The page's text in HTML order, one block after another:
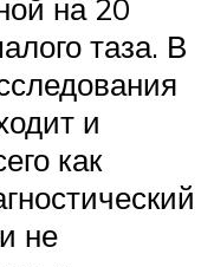
на 20
таза. В
и
как
не